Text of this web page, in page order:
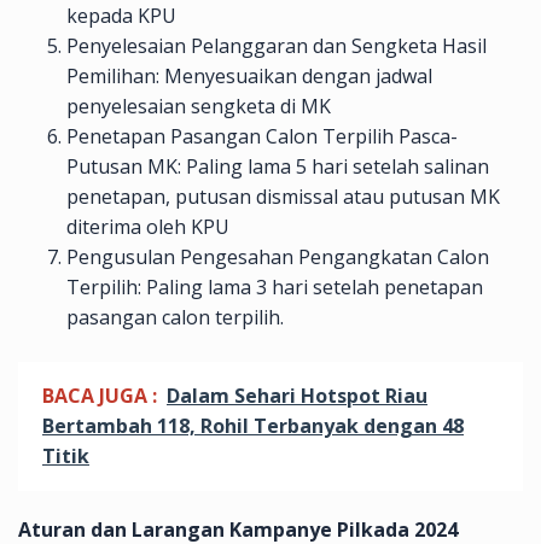
kepada KPU
Penyelesaian Pelanggaran dan Sengketa Hasil
Pemilihan: Menyesuaikan dengan jadwal
penyelesaian sengketa di MK
Penetapan Pasangan Calon Terpilih Pasca-
Putusan MK: Paling lama 5 hari setelah salinan
penetapan, putusan dismissal atau putusan MK
diterima oleh KPU
Pengusulan Pengesahan Pengangkatan Calon
Terpilih: Paling lama 3 hari setelah penetapan
pasangan calon terpilih.
BACA JUGA : Dalam Sehari Hotspot Riau
Bertambah 118, Rohil Terbanyak dengan 48
Titik
Aturan dan Larangan Kampanye Pilkada 2024